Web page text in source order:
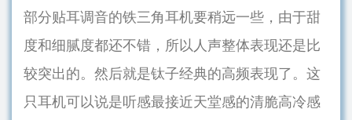
部分贴耳调音的铁三角耳机要稍远一些，由于甜
度和细腻度都还不错，所以人声整体表现还是比
较突出的。然后就是钛子经典的高频表现了。这
只耳机可以说是听感最接近天堂感的清脆高冷感